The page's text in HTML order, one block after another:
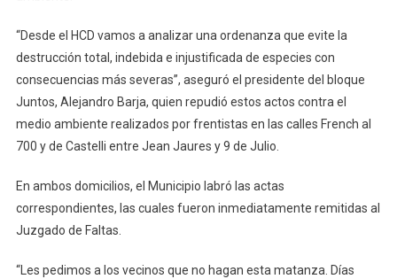
“Desde el HCD vamos a analizar una ordenanza que evite la
destrucción total, indebida e injustificada de especies con
consecuencias más severas”, aseguró el presidente del bloque
Juntos, Alejandro Barja, quien repudió estos actos contra el
medio ambiente realizados por frentistas en las calles French al
700 y de Castelli entre Jean Jaures y 9 de Julio.
En ambos domicilios, el Municipio labró las actas
correspondientes, las cuales fueron inmediatamente remitidas al
Juzgado de Faltas.
“Les pedimos a los vecinos que no hagan esta matanza. Días